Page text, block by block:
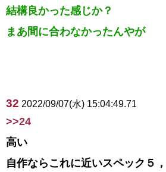
結構良かった感じか？
まあ間に合わなかったんやが
32 2022/09/07(水) 15:04:49.71
>>24
高い
自作ならこれに近いスペック５